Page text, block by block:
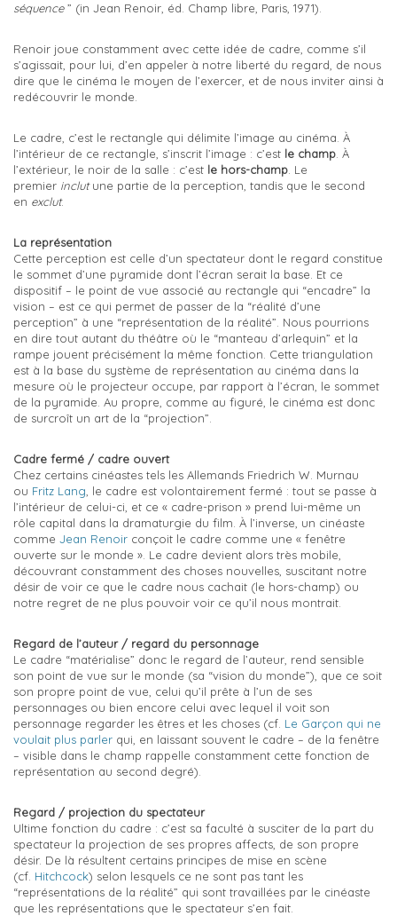
séquence” (in Jean Renoir, éd. Champ libre, Paris, 1971).
Renoir joue constamment avec cette idée de cadre, comme s’il
s’agissait, pour lui, d’en appeler à notre liberté du regard, de nous
dire que le cinéma le moyen de l’exercer, et de nous inviter ainsi à
redécouvrir le monde.
Le cadre, c’est le rectangle qui délimite l’image au cinéma. À
l’intérieur de ce rectangle, s’inscrit l’image : c’est le champ . À
l’extérieur, le noir de la salle : c’est le hors-champ . Le
premier inclutune partie de la perception, tandis que le second
en exclut.
La représentation
Cette perception est celle d’un spectateur dont le regard constitue
le sommet d’une pyramide dont l’écran serait la base. Et ce
dispositif – le point de vue associé au rectangle qui “encadre” la
vision – est ce qui permet de passer de la “réalité d’une
perception” à une “représentation de la réalité”. Nous pourrions
en dire tout autant du théâtre où le “manteau d’arlequin” et la
rampe jouent précisément la même fonction. Cette triangulation
est à la base du système de représentation au cinéma dans la
mesure où le projecteur occupe, par rapport à l’écran, le sommet
de la pyramide. Au propre, comme au figuré, le cinéma est donc
de surcroît un art de la “projection”.
Cadre fermé / cadre ouvert
Chez certains cinéastes tels les Allemands Friedrich W. Murnau
ou Fritz Lang , le cadre est volontairement fermé : tout se passe à
l’intérieur de celui-ci, et ce « cadre-prison » prend lui-même un
rôle capital dans la dramaturgie du film. À l’inverse, un cinéaste
comme Jean Renoir conçoit le cadre comme une « fenêtre
ouverte sur le monde ». Le cadre devient alors très mobile,
découvrant constamment des choses nouvelles, suscitant notre
désir de voir ce que le cadre nous cachait (le hors-champ) ou
notre regret de ne plus pouvoir voir ce qu’il nous montrait.
Regard de l’auteur / regard du personnage
Le cadre “matérialise” donc le regard de l’auteur, rend sensible
son point de vue sur le monde (sa “vision du monde”), que ce soit
son propre point de vue, celui qu’il prête à l’un de ses
personnages ou bien encore celui avec lequel il voit son
personnage regarder les êtres et les choses (cf. Le Garçon qui ne
voulait plus parler qui, en laissant souvent le cadre – de la fenêtre
– visible dans le champ rappelle constamment cette fonction de
représentation au second degré).
Regard / projection du spectateur
Ultime fonction du cadre : c’est sa faculté à susciter de la part du
spectateur la projection de ses propres affects, de son propre
désir. De là résultent certains principes de mise en scène
(cf. Hitchcock) selon lesquels ce ne sont pas tant les
“représentations de la réalité” qui sont travaillées par le cinéaste
que les représentations que le spectateur s’en fait.